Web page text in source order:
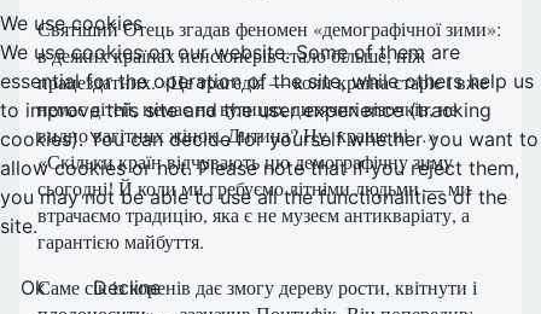
Святіший Отець згадав феномен «демографічної зими»:
в деяких країнах пенсіонерів стало більше, ніж
працездатних. «Це трагедія — коли країна старіє і вже
немає дітей, немає на вулицях дитячих візочків, не
видно вагітних жінок. Дитина? Ну, краще ні…»
«Скільки країн відчувають цю демографічну зиму
сьогодні! Й коли ми гребуємо літніми людьми — ми
втрачаємо традицію, яка є не музеєм антикваріату, а
гарантією майбуття.
Саме сік із коренів дає змогу дереву рости, квітнути і
We use cookies
We use cookies on our website. Some of them are
essential for the operation of the site, while others help us
to improve this site and the user experience (tracking
cookies). You can decide for yourself whether you want to
allow cookies or not. Please note that if you reject them,
you may not be able to use all the functionalities of the
site.
Ok
Decline